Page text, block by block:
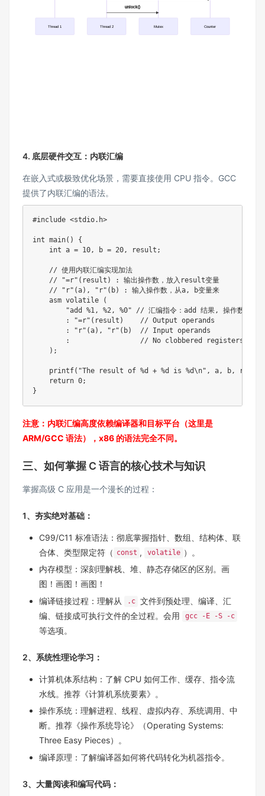
unlock()
Thread 1 Thread 2 Mutex Counter
4. 底层硬件交互：内联汇编
在嵌入式或极致优化场景，需要直接使用 CPU 指令。GCC
提供了内联汇编的语法。
#include <stdio.h>
int main( )
{
int a = 10 , b = 20 , result ;
// 使用内联汇编实现加法
// "=r"(result) : 输出操作数，放入result变量
// "r"(a), "r"(b) : 输入操作数，从a, b变量来
asm volatile
(
"add %1, %2, %0"
// 汇编指令：add 结果, 操作数1, 操
:
"=r" ( result )
// Output operands
:
"r" (a) , "r" ( b)
// Input operands
:
// No clobbered registers
) ;
printf( "The result of %d + %d is %d\n" , a , b , result
return 0;
}
注意：内联汇编高度依赖编译器和目标平台（这里是
ARM/GCC 语法），x86 的语法完全不同。
三、如何掌握 C 语言的核心技术与知识
掌握高级 C 应用是一个漫长的过程：
1、夯实绝对基础：
C99/C11 标准语法：彻底掌握指针、数组、结构体、联
合体、类型限定符（ const , volatile ）。
内存模型：深刻理解栈、堆、静态存储区的区别。画
图！画图！画图！
编译链接过程：理解从
.c 文件到预处理、编译、汇
编、链接成可执行文件的全过程。会用
gcc -E -S -c
等选项。
2、系统性理论学习：
计算机体系结构：了解 CPU 如何工作、缓存、指令流
水线。推荐《计算机系统要素》。
操作系统：理解进程、线程、虚拟内存、系统调用、中
断。推荐《操作系统导论》（Operating Systems:
Three Easy Pieces）。
编译原理：了解编译器如何将代码转化为机器指令。
3、大量阅读和编写代码：